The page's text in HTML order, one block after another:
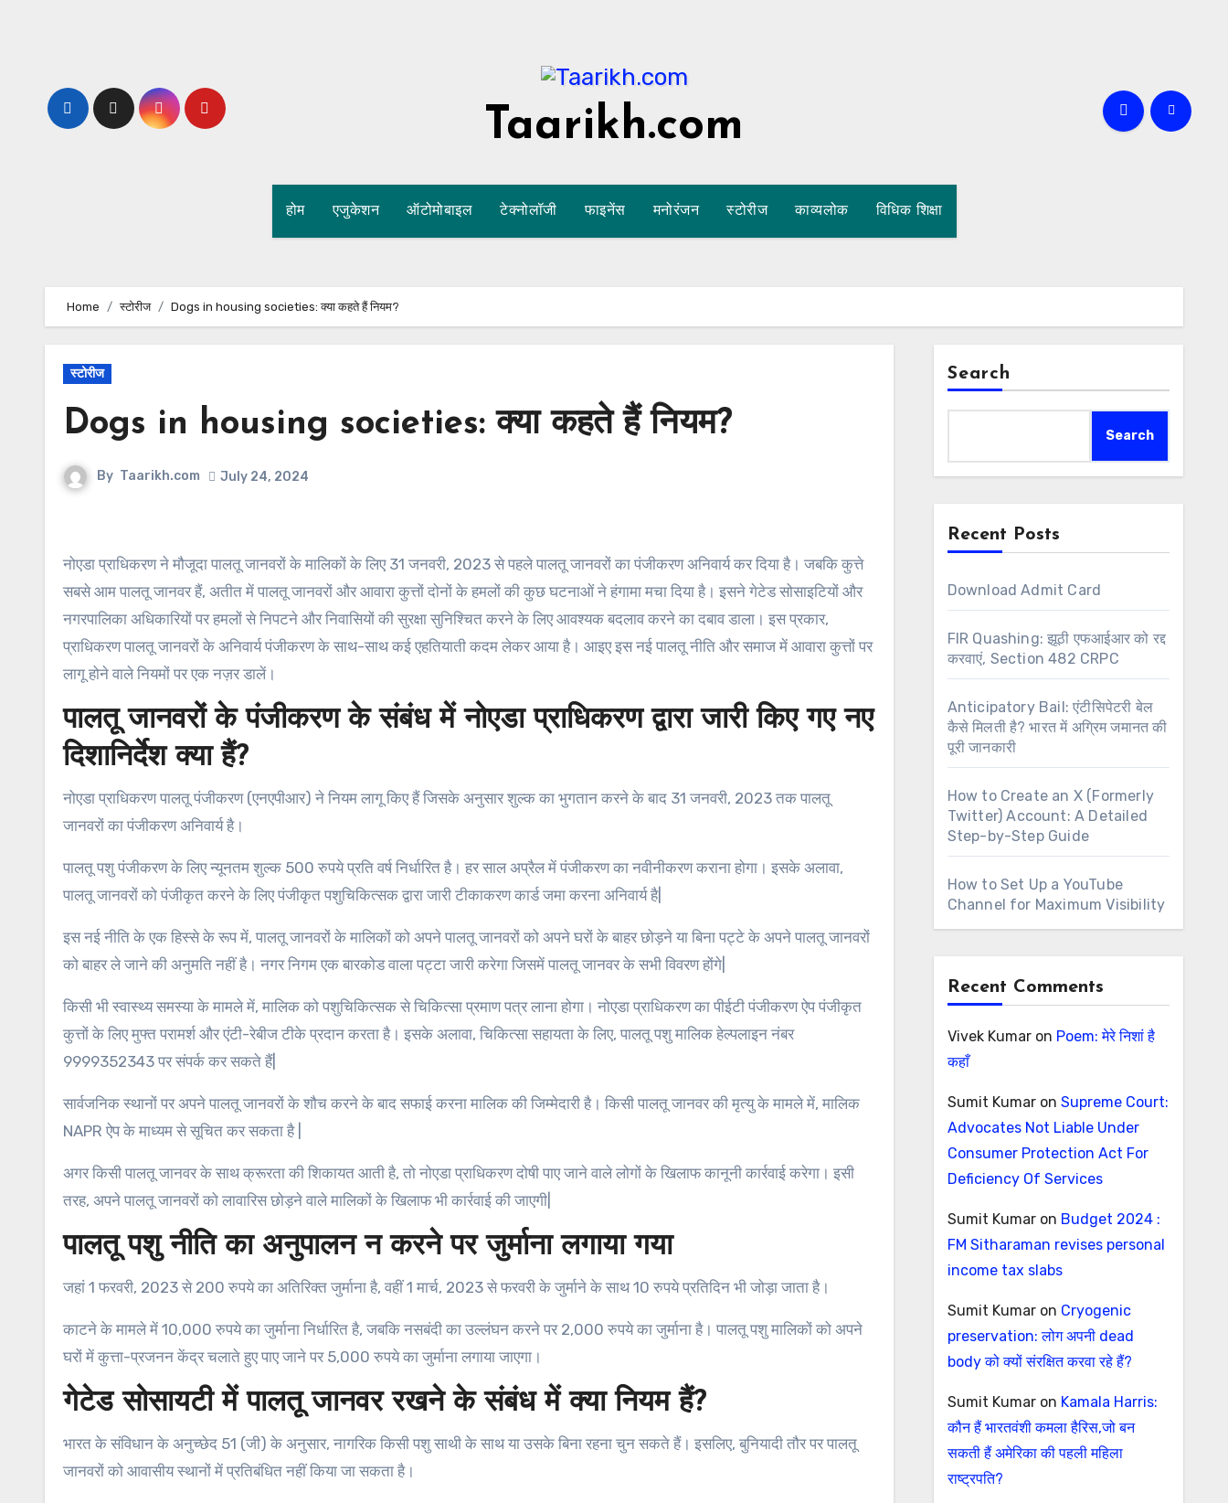
Taarikh.com
होम एजुकेशन ऑटोमोबाइल टेक्नोलॉजी फाइनेंस मनोरंजन स्टोरीज काव्यलोक विधिक शिक्षा
Home स्टोरीज Dogs in housing societies: क्या कहते हैं नियम?
स्टोरीज
Dogs in housing societies: क्या कहते हैं नियम?
By Taarikh.com July 24, 2024
नोएडा प्राधिकरण ने मौजूदा पालतू जानवरों के मालिकों के लिए 31 जनवरी, 2023 से पहले पालतू जानवरों का पंजीकरण अनिवार्य कर दिया है। जबकि कुत्ते
सबसे आम पालतू जानवर हैं, अतीत में पालतू जानवरों और आवारा कुत्तों दोनों के हमलों की कुछ घटनाओं ने हंगामा मचा दिया है। इसने गेटेड सोसाइटियों और
नगरपालिका अधिकारियों पर हमलों से निपटने और निवासियों की सुरक्षा सुनिश्चित करने के लिए आवश्यक बदलाव करने का दबाव डाला। इस प्रकार,
प्राधिकरण पालतू जानवरों के अनिवार्य पंजीकरण के साथ-साथ कई एहतियाती कदम लेकर आया है। आइए इस नई पालतू नीति और समाज में आवारा कुत्तों पर
लागू होने वाले नियमों पर एक नज़र डालें।
पालतू जानवरों के पंजीकरण के संबंध में नोएडा प्राधिकरण द्वारा जारी किए गए नए
दिशानिर्देश क्या हैं?
नोएडा प्राधिकरण पालतू पंजीकरण (एनएपीआर) ने नियम लागू किए हैं जिसके अनुसार शुल्क का भुगतान करने के बाद 31 जनवरी, 2023 तक पालतू
जानवरों का पंजीकरण अनिवार्य है।
पालतू पशु पंजीकरण के लिए न्यूनतम शुल्क 500 रुपये प्रति वर्ष निर्धारित है। हर साल अप्रैल में पंजीकरण का नवीनीकरण कराना होगा। इसके अलावा,
पालतू जानवरों को पंजीकृत करने के लिए पंजीकृत पशुचिकित्सक द्वारा जारी टीकाकरण कार्ड जमा करना अनिवार्य है|
इस नई नीति के एक हिस्से के रूप में, पालतू जानवरों के मालिकों को अपने पालतू जानवरों को अपने घरों के बाहर छोड़ने या बिना पट्टे के अपने पालतू जानवरों
को बाहर ले जाने की अनुमति नहीं है। नगर निगम एक बारकोड वाला पट्टा जारी करेगा जिसमें पालतू जानवर के सभी विवरण होंगे|
किसी भी स्वास्थ्य समस्या के मामले में, मालिक को पशुचिकित्सक से चिकित्सा प्रमाण पत्र लाना होगा। नोएडा प्राधिकरण का पीईटी पंजीकरण ऐप पंजीकृत
कुत्तों के लिए मुफ्त परामर्श और एंटी-रेबीज टीके प्रदान करता है। इसके अलावा, चिकित्सा सहायता के लिए, पालतू पशु मालिक हेल्पलाइन नंबर
9999352343 पर संपर्क कर सकते हैं|
सार्वजनिक स्थानों पर अपने पालतू जानवरों के शौच करने के बाद सफाई करना मालिक की जिम्मेदारी है। किसी पालतू जानवर की मृत्यु के मामले में, मालिक
NAPR ऐप के माध्यम से सूचित कर सकता है |
अगर किसी पालतू जानवर के साथ क्रूरता की शिकायत आती है, तो नोएडा प्राधिकरण दोषी पाए जाने वाले लोगों के खिलाफ कानूनी कार्रवाई करेगा। इसी
तरह, अपने पालतू जानवरों को लावारिस छोड़ने वाले मालिकों के खिलाफ भी कार्रवाई की जाएगी|
पालतू पशु नीति का अनुपालन न करने पर जुर्माना लगाया गया
जहां 1 फरवरी, 2023 से 200 रुपये का अतिरिक्त जुर्माना है, वहीं 1 मार्च, 2023 से फरवरी के जुर्माने के साथ 10 रुपये प्रतिदिन भी जोड़ा जाता है।
काटने के मामले में 10,000 रुपये का जुर्माना निर्धारित है, जबकि नसबंदी का उल्लंघन करने पर 2,000 रुपये का जुर्माना है। पालतू पशु मालिकों को अपने
घरों में कुत्ता-प्रजनन केंद्र चलाते हुए पाए जाने पर 5,000 रुपये का जुर्माना लगाया जाएगा।
गेटेड सोसायटी में पालतू जानवर रखने के संबंध में क्या नियम हैं?
भारत के संविधान के अनुच्छेद 51 (जी) के अनुसार, नागरिक किसी पशु साथी के साथ या उसके बिना रहना चुन सकते हैं। इसलिए, बुनियादी तौर पर पालतू
जानवरों को आवासीय स्थानों में प्रतिबंधित नहीं किया जा सकता है।
Search
Search
Recent Posts
Download Admit Card
FIR Quashing: झूठी एफआईआर को रद्द
करवाएं, Section 482 CRPC
Anticipatory Bail: एंटीसिपेटरी बेल
कैसे मिलती है? भारत में अग्रिम जमानत की
पूरी जानकारी
How to Create an X (Formerly
Twitter) Account: A Detailed
Step-by-Step Guide
How to Set Up a YouTube
Channel for Maximum Visibility
Recent Comments
Vivek Kumaron Poem: मेरे निशां है
कहाँ
Sumit Kumaron Supreme Court:
Advocates Not Liable Under
Consumer Protection Act For
Deficiency Of Services
Sumit Kumaron Budget 2024 :
FM Sitharaman revises personal
income tax slabs
Sumit Kumaron Cryogenic
preservation: लोग अपनी dead
body को क्यों संरक्षित करवा रहे हैं?
Sumit Kumaron Kamala Harris:
कौन हैं भारतवंशी कमला हैरिस,जो बन
सकती हैं अमेरिका की पहली महिला
राष्ट्रपति?